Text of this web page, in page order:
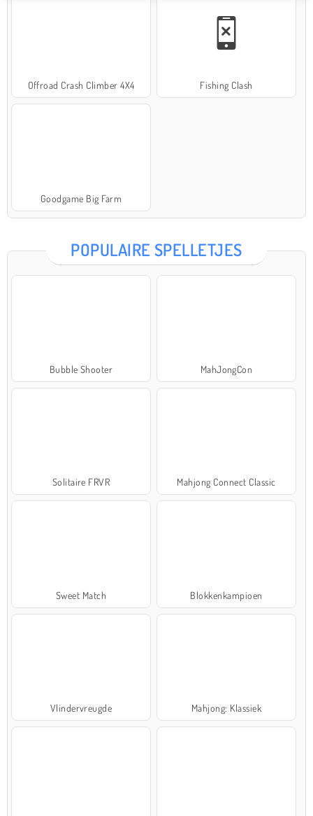
Offroad Crash Climber 4X4 Fishing Clash
Goodgame Big Farm
POPULAIRE SPELLETJES
Bubble Shooter MahJongCon
Solitaire FRVR Mahjong Connect Classic
Sweet Match Blokkenkampioen
Vlindervreugde Mahjong: Klassiek